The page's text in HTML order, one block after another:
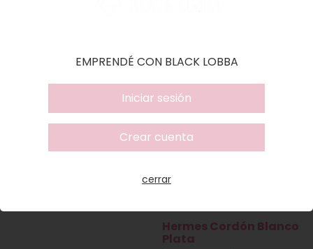
Samantha - sin
Hermes Cordón Blanco
Plata
EMPRENDÉ CON BLACK LOBBA
Iniciar sesión
Crear cuenta
cerrar